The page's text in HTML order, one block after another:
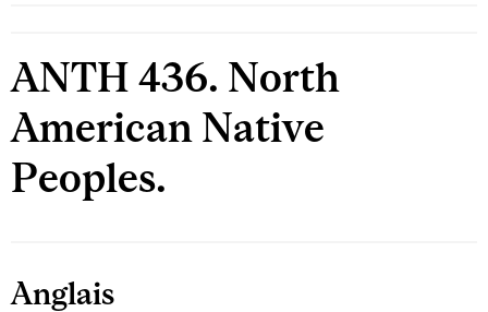
ANTH 436. North
American Native
Peoples.
Anglais